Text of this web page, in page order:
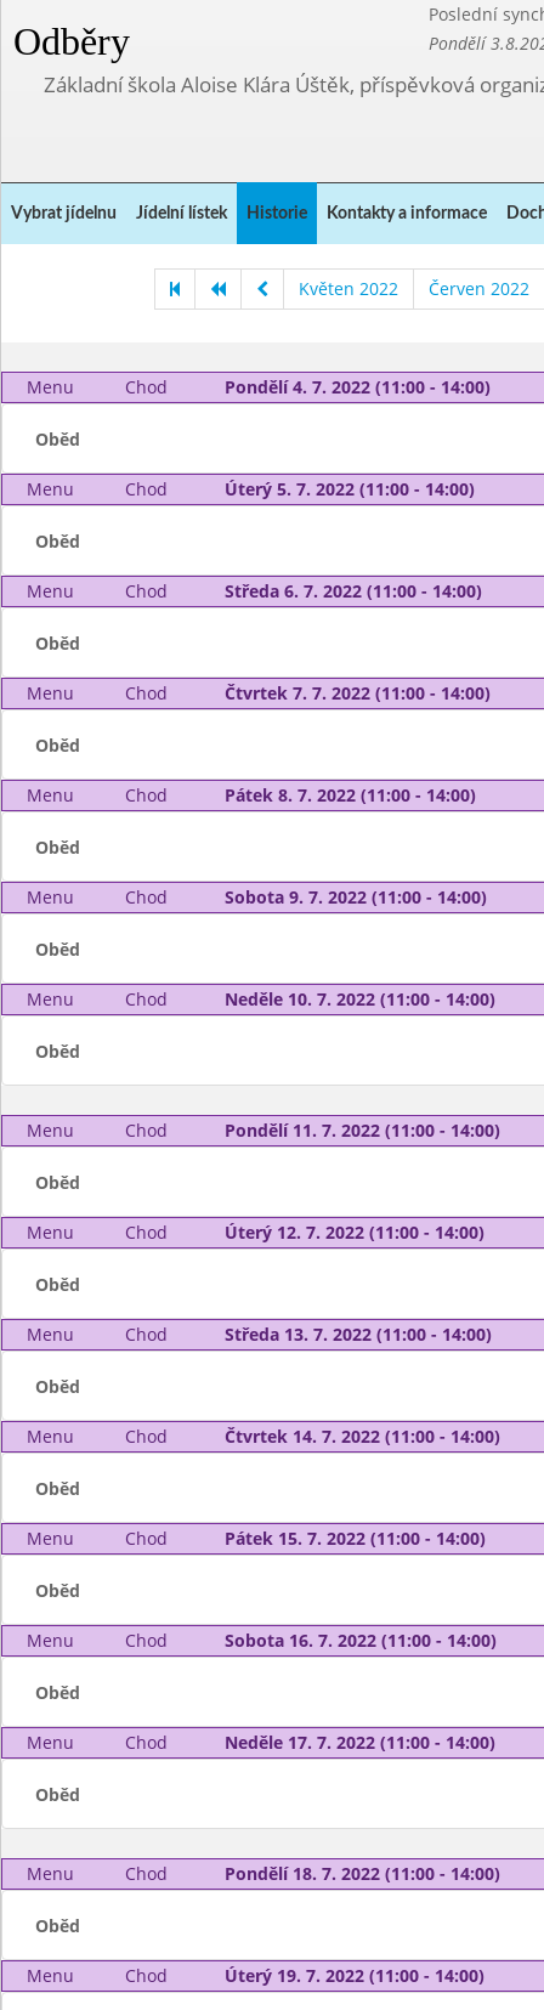
Odběry
Poslední
Pondělí
Základní škola Aloise Klára Úštěk, příspěvková
Vybrat jídelnu Jídelní lístek Historie Kontakty a informace
Květen 2022 Červen 2022
Menu Chod Pondělí 4. 7. 2022 (11:00 - 14:00)
Oběd
Menu Chod Úterý 5. 7. 2022 (11:00 - 14:00)
Oběd
Menu Chod Středa 6. 7. 2022 (11:00 - 14:00)
Oběd
Menu Chod Čtvrtek 7. 7. 2022 (11:00 - 14:00)
Oběd
Menu Chod Pátek 8. 7. 2022 (11:00 - 14:00)
Oběd
Menu Chod Sobota 9. 7. 2022 (11:00 - 14:00)
Oběd
Menu Chod Neděle 10. 7. 2022 (11:00 - 14:00)
Oběd
Menu Chod Pondělí 11. 7. 2022 (11:00 - 14:00)
Oběd
Menu Chod Úterý 12. 7. 2022 (11:00 - 14:00)
Oběd
Menu Chod Středa 13. 7. 2022 (11:00 - 14:00)
Oběd
Menu Chod Čtvrtek 14. 7. 2022 (11:00 - 14:00)
Oběd
Menu Chod Pátek 15. 7. 2022 (11:00 - 14:00)
Oběd
Menu Chod Sobota 16. 7. 2022 (11:00 - 14:00)
Oběd
Menu Chod Neděle 17. 7. 2022 (11:00 - 14:00)
Oběd
Menu Chod Pondělí 18. 7. 2022 (11:00 - 14:00)
Oběd
Menu Chod Úterý 19. 7. 2022 (11:00 - 14:00)